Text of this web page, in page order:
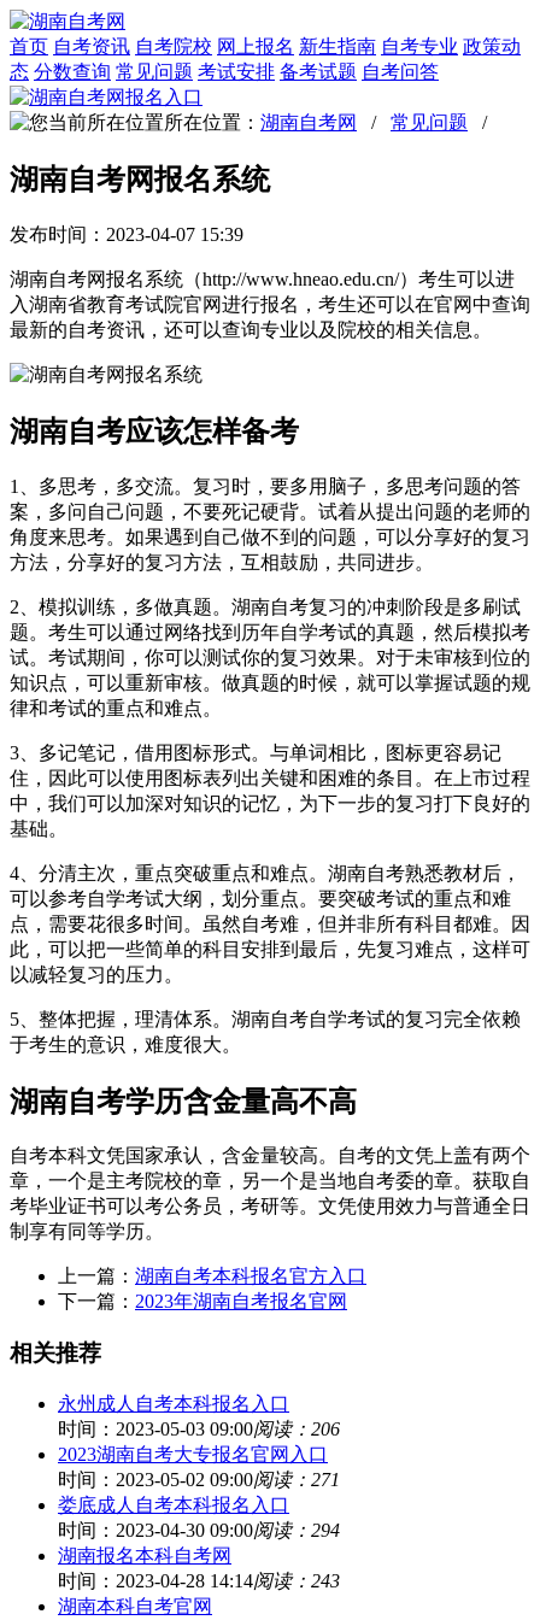
首页 自考资讯 自考院校 网上报名 新生指南 自考专业 政策动
态 分数查询 常见问题 考试安排 备考试题 自考问答
所在位置： 湖南自考网 / 常见问题 /
湖南自考网报名系统
发布时间：2023-04-07 15:39
湖南自考网报名系统（http://www.hneao.edu.cn/）考生可以进
入湖南省教育考试院官网进行报名，考生还可以在官网中查询
最新的自考资讯，还可以查询专业以及院校的相关信息。
湖南自考应该怎样备考
1、多思考，多交流。复习时，要多用脑子，多思考问题的答
案，多问自己问题，不要死记硬背。试着从提出问题的老师的
角度来思考。如果遇到自己做不到的问题，可以分享好的复习
方法，分享好的复习方法，互相鼓励，共同进步。
2、模拟训练，多做真题。湖南自考复习的冲刺阶段是多刷试
题。考生可以通过网络找到历年自学考试的真题，然后模拟考
试。考试期间，你可以测试你的复习效果。对于未审核到位的
知识点，可以重新审核。做真题的时候，就可以掌握试题的规
律和考试的重点和难点。
3、多记笔记，借用图标形式。与单词相比，图标更容易记
住，因此可以使用图标表列出关键和困难的条目。在上市过程
中，我们可以加深对知识的记忆，为下一步的复习打下良好的
基础。
4、分清主次，重点突破重点和难点。湖南自考熟悉教材后，
可以参考自学考试大纲，划分重点。要突破考试的重点和难
点，需要花很多时间。虽然自考难，但并非所有科目都难。因
此，可以把一些简单的科目安排到最后，先复习难点，这样可
以减轻复习的压力。
5、整体把握，理清体系。湖南自考自学考试的复习完全依赖
于考生的意识，难度很大。
湖南自考学历含金量高不高
自考本科文凭国家承认，含金量较高。自考的文凭上盖有两个
章，一个是主考院校的章，另一个是当地自考委的章。获取自
考毕业证书可以考公务员，考研等。文凭使用效力与普通全日
制享有同等学历。
上一篇： 湖南自考本科报名官方入口
下一篇： 2023年湖南自考报名官网
相关推荐
永州成人自考本科报名入口
时间：2023-05-03 09:00阅读：206
2023湖南自考大专报名官网入口
时间：2023-05-02 09:00阅读：271
娄底成人自考本科报名入口
时间：2023-04-30 09:00阅读：294
湖南报名本科自考网
时间：2023-04-28 14:14阅读：243
湖南本科自考官网